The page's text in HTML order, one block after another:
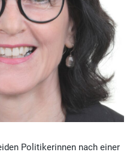
Politikerinnen nach einer